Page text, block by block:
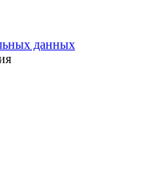
данных